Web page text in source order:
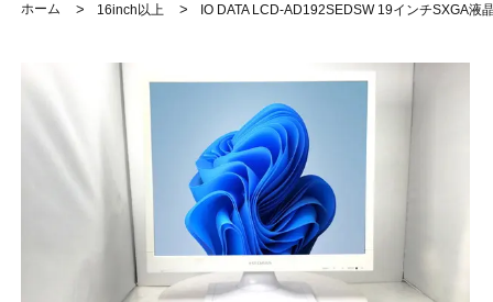
ホーム
> 16inch以上 > IO DATA LCD-AD192SEDSW 19インチSXGA液